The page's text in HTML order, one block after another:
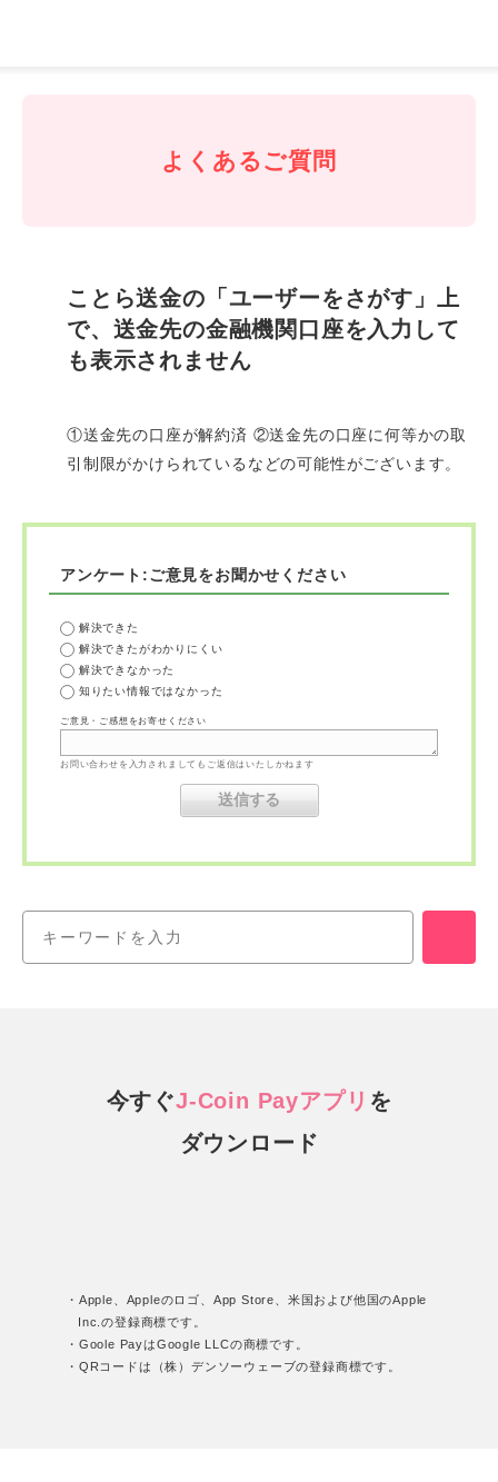
よくあるご質問
ことら送金の「ユーザーをさがす」上
で、送金先の金融機関口座を入力して
も表示されません
①送金先の口座が解約済 ②送金先の口座に何等かの取
引制限がかけられているなどの可能性がございます。
アンケート:ご意見をお聞かせください
解決できた
解決できたがわかりにくい
解決できなかった
知りたい情報ではなかった
ご意見・ご感想をお寄せください
お問い合わせを入力されましてもご返信はいたしかねます
今すぐJ-Coin Payアプリ を
ダウンロード
・Apple、Appleのロゴ、App Store、米国および他国のApple
Inc.の登録商標です。
・Goole PayはGoogle LLCの商標です。
・QRコードは（株）デンソーウェーブの登録商標です。